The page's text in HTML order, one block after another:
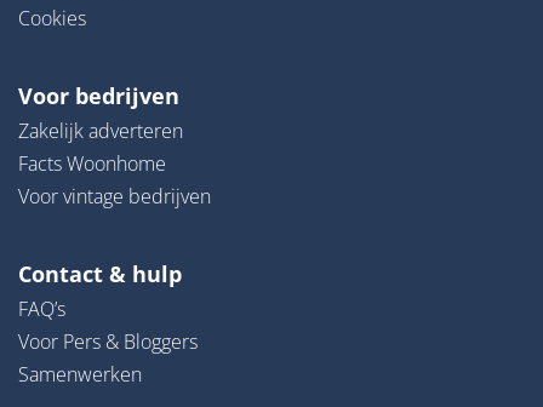
Cookies
Voor bedrijven
Zakelijk adverteren
Facts Woonhome
Voor vintage bedrijven
Contact & hulp
FAQ’s
Voor Pers & Bloggers
Samenwerken